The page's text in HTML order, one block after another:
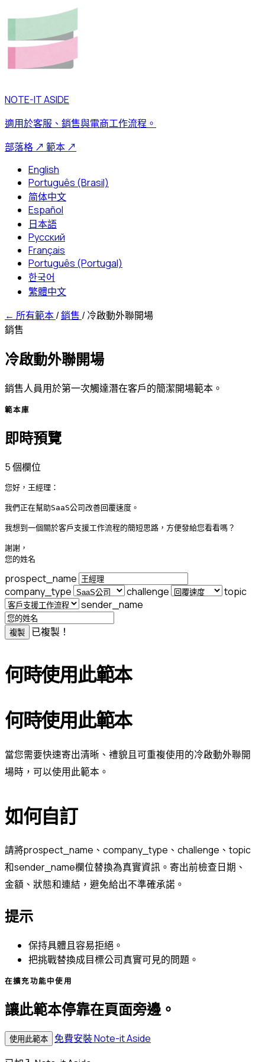
NOTE-IT ASIDE
適用於客服、銷售與電商工作流程。
部落格 ↗ 範本 ↗
English
Português (Brasil)
简体中文
Español
日本語
Русский
Français
Português (Portugal)
한국어
繁體中文
← 所有範本/銷售 /冷啟動外聯開場
銷售
冷啟動外聯開場
銷售人員用於第一次觸達潛在客戶的簡潔開場範本。
範本庫
即時預覽
5 個欄位
您好，王經理：
我們正在幫助SaaS公司改善回覆速度。
我想到一個關於客戶支援工作流程的簡短思路，方便發給您看看嗎？
謝謝，
您的姓名
prospect_name
company_type
challenge
topic
sender_name
複製 已複製！
何時使用此範本
何時使用此範本
當您需要快速寄出清晰、禮貌且可重複使用的冷啟動外聯開
場時，可以使用此範本。
如何自訂
請將prospect_name、company_type、challenge、topic
和sender_name欄位替換為真實資訊。寄出前檢查日期、
金額、狀態和連結，避免給出不準確承諾。
提示
保持具體且容易拒絕。
把挑戰替換成目標公司真實可見的問題。
在擴充功能中使用
讓此範本停靠在頁面旁邊。
使用此範本
免費安裝 Note-it Aside